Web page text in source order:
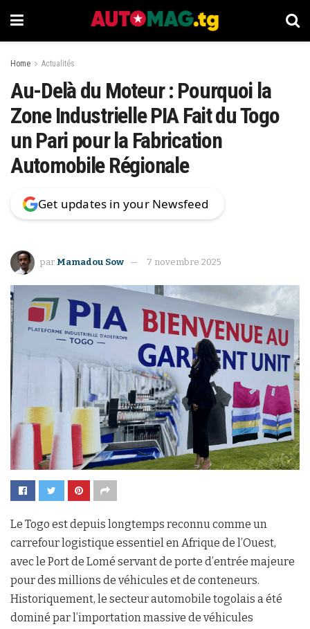
Home Actualités
Au-Delà du Moteur : Pourquoi la
Zone Industrielle PIA Fait du Togo
un Pari pour la Fabrication
Automobile Régionale
Get updates in your Newsfeed
par Mamadou Sow 7 novembre 2025
Le Togo est depuis longtemps reconnu comme un
carrefour logistique essentiel en Afrique de l’Ouest,
avec le Port de Lomé servant de porte d’entrée majeure
pour des millions de véhicules et de conteneurs.
Historiquement, le secteur automobile togolais a été
dominé par l’importation massive de véhicules